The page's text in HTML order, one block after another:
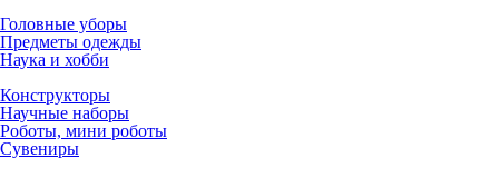
Головные уборы
Предметы одежды
Наука и хобби
Конструкторы
Научные наборы
Роботы, мини роботы
Сувениры